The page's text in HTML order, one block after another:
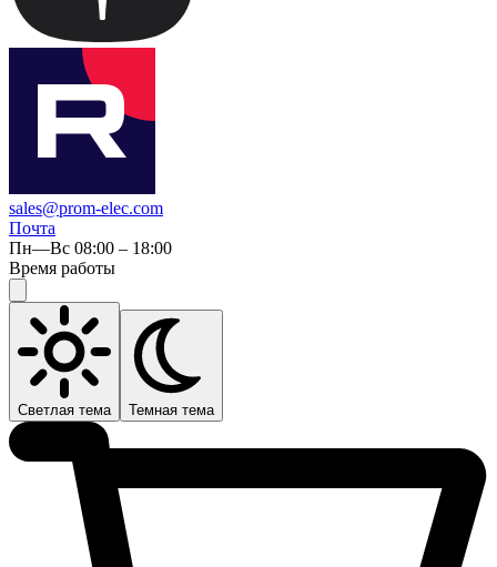
sales@prom-elec.com
Почта
Пн—Вс 08:00 – 18:00
Время работы
Светлая тема Темная тема